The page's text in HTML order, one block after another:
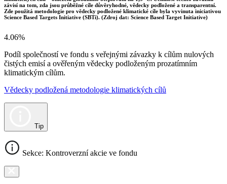
závisí na tom, zda jsou průběžné cíle důvěryhodné, vědecky podložené a transparentní.
Zde použitá metodologie pro vědecky podložené klimatické cíle byla vyvinuta iniciativou
Science Based Targets Initiative (SBTi). (Zdroj dat: Science Based Target Initiative)
4.06%
Podíl společností ve fondu s veřejnými závazky k cílům nulových
čistých emisí a ověřeným vědecky podloženým prozatímním
klimatickým cílům.
Vědecky podložená metodologie klimatických cílů
Tip
Sekce: Kontroverzní akcie ve fondu